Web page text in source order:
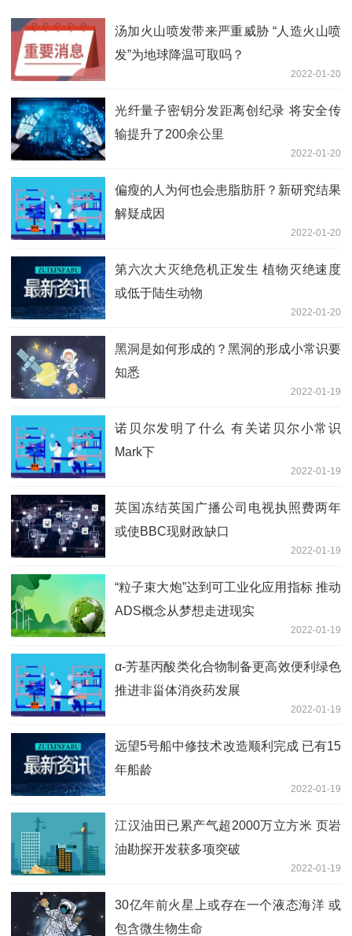
汤加火山喷发带来严重威胁 “人造火山喷
发”为地球降温可取吗？
2022-01-20
光纤量子密钥分发距离创纪录 将安全传
输提升了200余公里
2022-01-20
偏瘦的人为何也会患脂肪肝？新研究结果
解疑成因
2022-01-20
第六次大灭绝危机正发生 植物灭绝速度
或低于陆生动物
2022-01-20
黑洞是如何形成的？黑洞的形成小常识要
知悉
2022-01-19
诺贝尔发明了什么 有关诺贝尔小常识
Mark下
2022-01-19
英国冻结英国广播公司电视执照费两年
或使BBC现财政缺口
2022-01-19
“粒子束大炮”达到可工业化应用指标 推动
ADS概念从梦想走进现实
2022-01-19
α-芳基丙酸类化合物制备更高效便利绿色
推进非甾体消炎药发展
2022-01-19
远望5号船中修技术改造顺利完成 已有15
年船龄
2022-01-19
江汉油田已累产气超2000万立方米 页岩
油勘探开发获多项突破
2022-01-19
30亿年前火星上或存在一个液态海洋 或
包含微生物生命